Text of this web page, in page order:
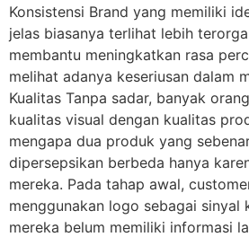
Konsistensi Brand yang memiliki
jelas biasanya terlihat lebih
membantu meningkatkan rasa
melihat adanya keseriusan dalam
Kualitas Tanpa sadar, banyak
kualitas visual dengan kualitas
mengapa dua produk yang
dipersepsikan berbeda hanya
mereka. Pada tahap awal,
menggunakan logo sebagai sinyal
mereka belum memiliki informasi